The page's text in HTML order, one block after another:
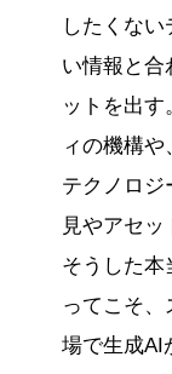
したくな
い情報と合
ットを出
ィの機構
テクノロジ
見やアセッ
そうした本
ってこそ
場で生成AI